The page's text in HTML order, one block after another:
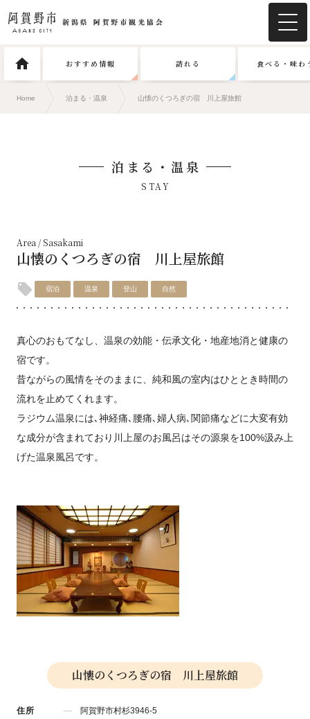
おすすめ情報 訪れる 食べる・味わ
Home 泊まる・温泉 山懐のくつろぎの宿 川上屋旅館
泊まる・温泉
STAY
Area / Sasakami
山懐のくつろぎの宿 川上屋旅館
宿泊 温泉 登山 自然
真心のおもてなし、温泉の効能・伝承文化・地産地消と健康の
宿です。
昔ながらの風情をそのままに、純和風の室内はひととき時間の
流れを止めてくれます。
ラジウム温泉には､神経痛､腰痛､婦人病､関節痛などに大変有効
な成分が含まれており川上屋のお風呂はその源泉を100%汲み上
げた温泉風呂です。
山懐のくつろぎの宿 川上屋旅館
住所
阿賀野市村杉3946-5